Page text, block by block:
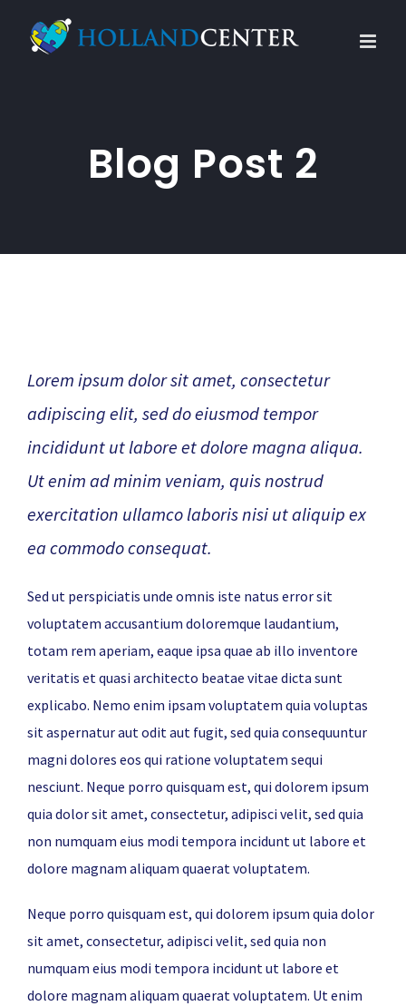
Blog Post 2
Lorem ipsum dolor sit amet, consectetur
adipiscing elit, sed do eiusmod tempor
incididunt ut labore et dolore magna aliqua.
Ut enim ad minim veniam, quis nostrud
exercitation ullamco laboris nisi ut aliquip ex
ea commodo consequat.
Sed ut perspiciatis unde omnis iste natus error sit
voluptatem accusantium doloremque laudantium,
totam rem aperiam, eaque ipsa quae ab illo inventore
veritatis et quasi architecto beatae vitae dicta sunt
explicabo. Nemo enim ipsam voluptatem quia voluptas
sit aspernatur aut odit aut fugit, sed quia consequuntur
magni dolores eos qui ratione voluptatem sequi
nesciunt. Neque porro quisquam est, qui dolorem ipsum
quia dolor sit amet, consectetur, adipisci velit, sed quia
non numquam eius modi tempora incidunt ut labore et
dolore magnam aliquam quaerat voluptatem.
Neque porro quisquam est, qui dolorem ipsum quia dolor
sit amet, consectetur, adipisci velit, sed quia non
numquam eius modi tempora incidunt ut labore et
dolore magnam aliquam quaerat voluptatem. Ut enim